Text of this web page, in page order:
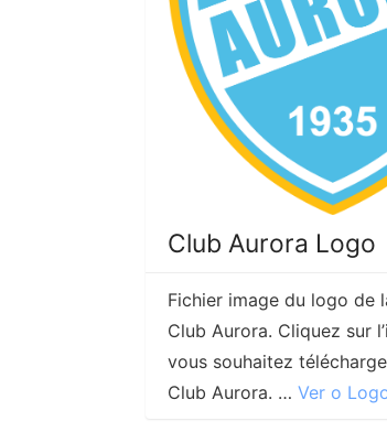
Club Aurora Logo
Fichier image du logo de
Club Aurora. Cliquez sur
vous souhaitez
Club Aurora. … Ver o